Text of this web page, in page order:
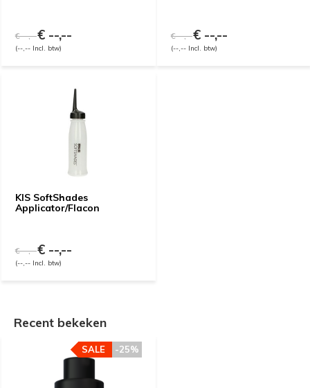
€ --,--€ --,--
(--,-- Incl. btw)
€ --,--€ --,--
(--,-- Incl. btw)
KIS SoftShades
Applicator/Flacon
€ --,--€ --,--
(--,-- Incl. btw)
Recent bekeken
-25%
SALE